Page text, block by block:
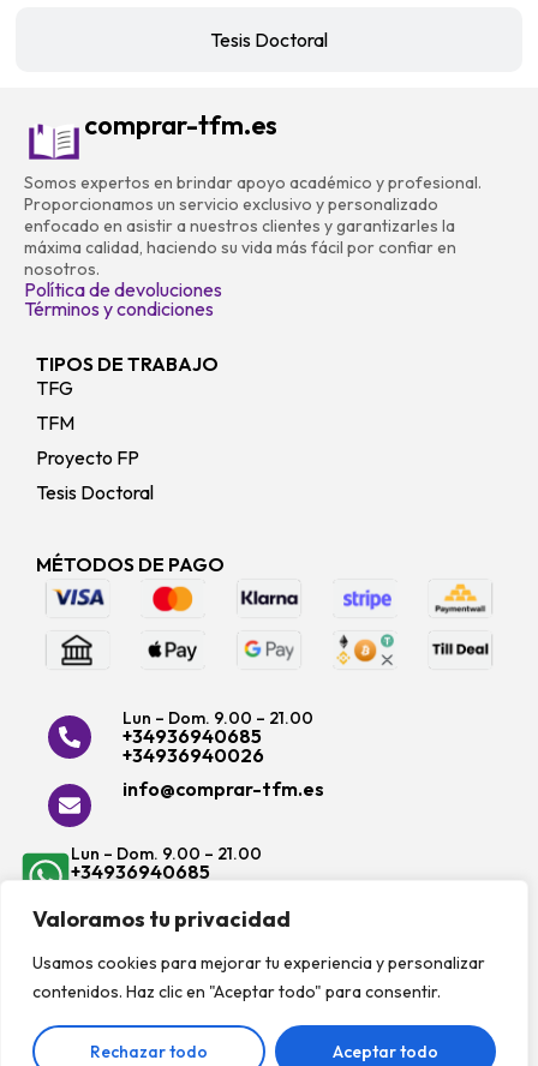
Valoramos tu privacidad
Usamos cookies para mejorar tu experiencia y personalizar
contenidos. Haz clic en "Aceptar todo" para consentir.
Rechazar todo Aceptar todo
Tesis Doctoral
comprar-tfm.es
Somos expertos en brindar apoyo académico y profesional.
Proporcionamos un servicio exclusivo y personalizado
enfocado en asistir a nuestros clientes y garantizarles la
máxima calidad, haciendo su vida más fácil por confiar en
nosotros.
Política de devoluciones
Términos y condiciones
TIPOS DE TRABAJO
TFG
TFM
Proyecto FP
Tesis Doctoral
MÉTODOS DE PAGO
Lun – Dom. 9.00 – 21.00
+34936940685
+34936940026
info@comprar-tfm.es
Lun – Dom. 9.00 – 21.00
+34936940685